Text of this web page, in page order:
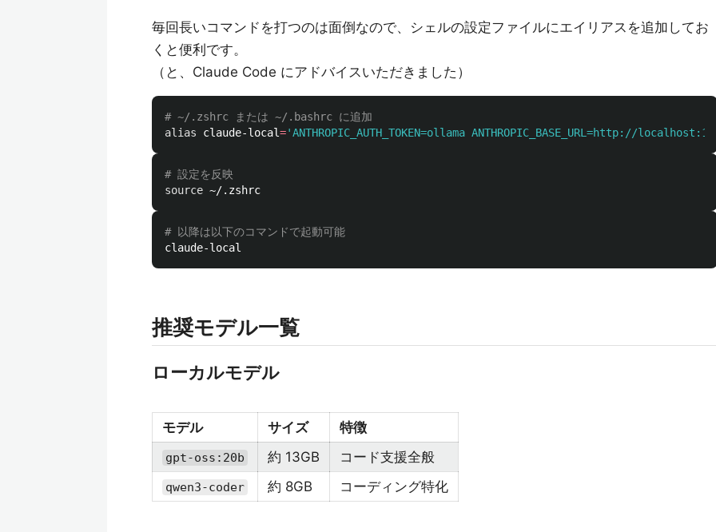
毎回長いコマンドを打つのは面倒なので、シェルの設定ファイルにエイリアスを追加してお
くと便利です。
（と、Claude Code にアドバイスいただきました）
# ~/.zshrc または ~/.bashrc に追加
alias claude-local='ANTHROPIC_AUTH_TOKEN=ollama ANTHROPIC_BASE_URL=http://
# 設定を反映
source
# 以降は以下のコマンドで起動可能
推奨モデル一覧
ローカルモデル
モデル サイズ 特徴
gpt-oss:20b 約 13GB コード支援全般
qwen3-coder 約 8GB コーディング特化